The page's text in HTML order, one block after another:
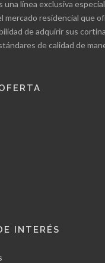
una línea exclusiva
mercado residencial que
de adquirir sus
de calidad de
INTERÉS